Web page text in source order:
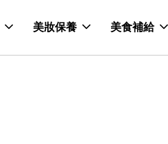
美妝保養 美食補給